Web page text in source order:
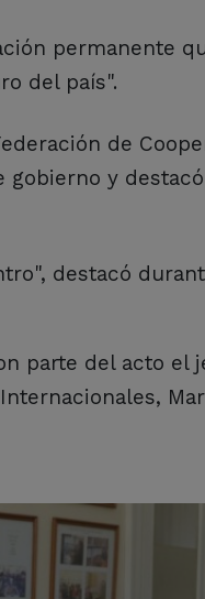
permanente
del país".
de
y
destacó
parte del acto el